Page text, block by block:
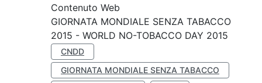
Contenuto Web
GIORNATA MONDIALE SENZA TABACCO
2015 - WORLD NO-TOBACCO DAY 2015
CNDD
GIORNATA MONDIALE SENZA TABACCO